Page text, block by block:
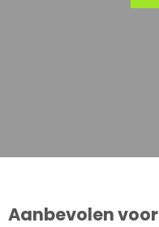
Aanbevolen